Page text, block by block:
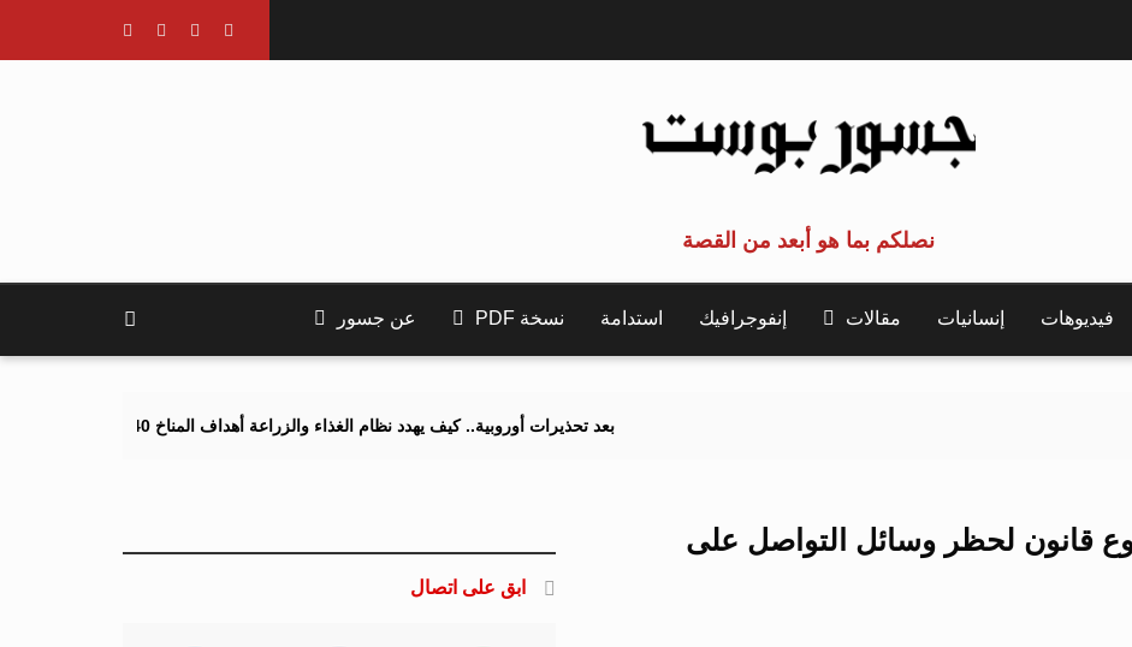
نصلكم بما هو أبعد من القصة
فيديوهات إنسانيات مقالات إنفوجرافيك استدامة نسخة PDF عن جسور
بعد تحذيرات أوروبية.. كيف يهدد نظام الغذاء والزراعة أهداف المناخ 2040 و2050؟
قانون لحظر وسائل التواصل على
ابق على اتصال